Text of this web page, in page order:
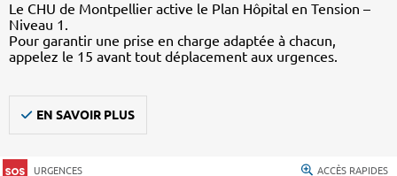
Le CHU de Montpellier active le Plan Hôpital en Tension –
Niveau 1.
Pour garantir une prise en charge adaptée à chacun,
appelez le 15 avant tout déplacement aux urgences.
EN SAVOIR PLUS
URGENCES ACCÈS RAPIDES